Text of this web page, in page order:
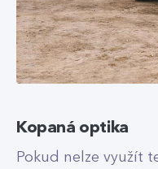
Kopaná optika
Pokud nelze využít